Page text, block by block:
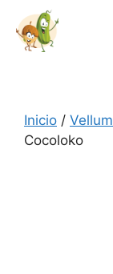
Inicio / Vellum
Cocoloko